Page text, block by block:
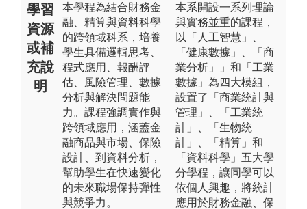
學習
資源
或補
充說
明
本學程為結合財務金
融、精算與資料科學
的跨領域科系，培養
學生具備邏輯思考、
程式應用、報酬評
估、風險管理、數據
分析與解決問題能
力。課程強調實作與
跨領域應用，涵蓋金
融商品與市場、保險
設計、到資料分析，
幫助學生在快速變化
的未來職場保持彈性
與競爭力。
本系開設一系列理論
與實務並重的課程，
以「人工智慧」、
「健康數據」、「商
業分析」」和「工業
數據」為四大模組，
設置了「商業統計與
管理」、「工業統
計」、「生物統
計」、「精算」和
「資料科學」五大學
分學程，讓同學可以
依個人興趣，將統計
應用於財務金融、保